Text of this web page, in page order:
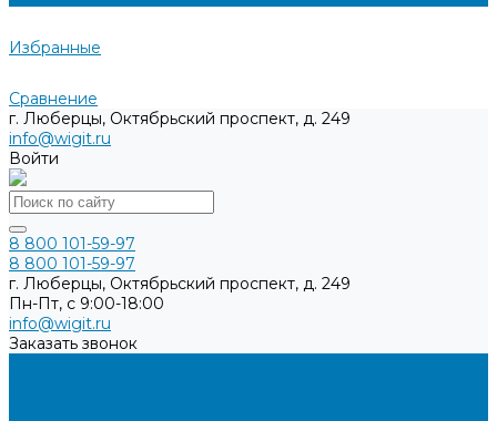
Избранные
Сравнение
г. Люберцы, Октябрьский проспект, д. 249
info@wigit.ru
Войти
8 800 101-59-97
8 800 101-59-97
г. Люберцы, Октябрьский проспект, д. 249
Пн-Пт, с 9:00-18:00
info@wigit.ru
Заказать звонок